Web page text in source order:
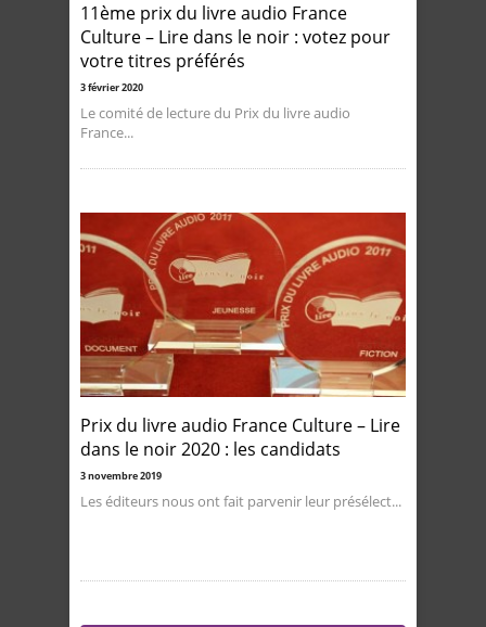
11ème prix du livre audio France
Culture – Lire dans le noir : votez pour
votre titres préférés
3 février 2020
Le comité de lecture du Prix du livre audio
France...
Prix du livre audio France Culture – Lire
dans le noir 2020 : les candidats
3 novembre 2019
Les éditeurs nous ont fait parvenir leur présélect...